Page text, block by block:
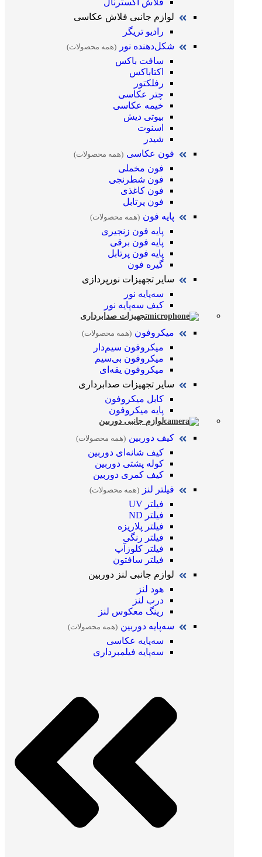
فلاش اکسترنال
لوازم جانبی فلاش عکاسی
رادیو تریگر
شکل‌دهنده نور
(همه محصولات)
سافت باکس
اکتاباکس
رفلکتور
چتر عکاسی
خیمه عکاسی
بیوتی دیش
اسنوت
شیدر
فون عکاسی (همه محصولات)
فون مخملی
فون شطرنجی
فون کاغذی
فون پرتابل
پایه فون (همه محصولات)
پایه فون زنجیری
پایه فون برقی
پایه فون پرتابل
گیره فون
سایر تجهیزات نورپردازی
سه‌پایه نور
کیف سه‌پایه نور
تجهیزات صدابرداری
میکروفون (همه محصولات)
میکروفون سیم‌دار
میکروفون بی‌سیم
میکروفون یقه‌ای
سایر تجهیزات صدابرداری
کابل میکروفون
پایه میکروفون
لوازم جانبی دوربین
کیف دوربین (همه محصولات)
کیف شانه‌ای دوربین
کوله پشتی دوربین
کیف کمری دوربین
فیلتر لنز
(همه محصولات)
فیلتر UV
فیلتر ND
فیلتر پلاریزه
فیلتر رنگی
فیلتر کلوزآپ
فیلتر سافتون
لوازم جانبی لنز دوربین
هود لنز
درب لنز
رینگ معکوس لنز
سه‌پایه دوربین (همه محصولات)
سه‌پایه عکاسی
سه‌پایه فیلمبرداری